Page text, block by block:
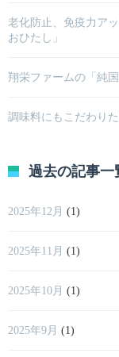
老化防止、免疫力ア
おひたし」
翔栄ファームの「純
調味料にもこだわり
過去の記事一
2025年12月 (1)
2025年11月 (1)
2025年10月 (1)
2025年9月 (1)